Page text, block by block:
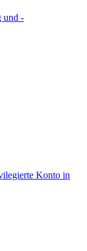
und -
Konto in